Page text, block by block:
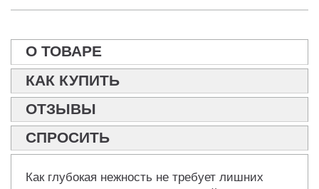
О ТОВАРЕ
КАК КУПИТЬ
ОТЗЫВЫ
СПРОСИТЬ
Как глубокая нежность не требует лишних